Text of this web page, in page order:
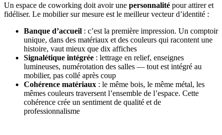
Un espace de coworking doit avoir une personnalité pour attirer et
fidéliser. Le mobilier sur mesure est le meilleur vecteur d’identité :
Banque d’accueil : c’est la première impression. Un comptoir
unique, dans des matériaux et des couleurs qui racontent une
histoire, vaut mieux que dix affiches
Signalétique intégrée : lettrage en relief, enseignes
lumineuses, numérotation des salles — tout est intégré au
mobilier, pas collé après coup
Cohérence matériaux : le même bois, le même métal, les
mêmes couleurs traversent l’ensemble de l’espace. Cette
cohérence crée un sentiment de qualité et de
professionnalisme